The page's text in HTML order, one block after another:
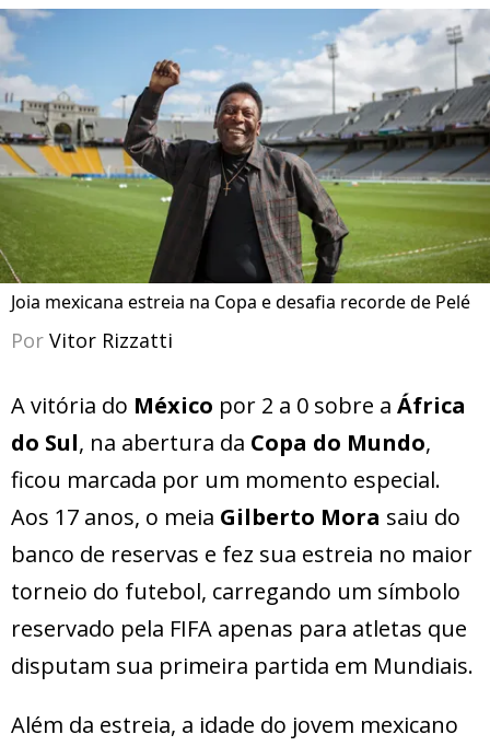
Joia mexicana estreia na Copa e desafia recorde de Pelé
Por Vitor Rizzatti
A vitória do México por 2 a 0 sobre a África
do Sul, na abertura da Copa do Mundo,
ficou marcada por um momento especial.
Aos 17 anos, o meia Gilberto Mora saiu do
banco de reservas e fez sua estreia no maior
torneio do futebol, carregando um símbolo
reservado pela FIFA apenas para atletas que
disputam sua primeira partida em Mundiais.
Além da estreia, a idade do jovem mexicano